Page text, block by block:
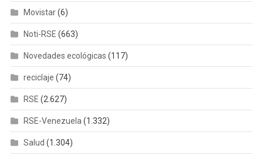
Movistar(6)
Noti-RSE (663)
Novedades ecológicas (117)
reciclaje (74)
RSE (2.627)
RSE-Venezuela (1.332)
Salud (1.304)